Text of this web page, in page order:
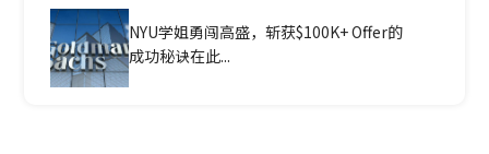
NYU学姐勇闯高盛，斩获$100K+ Offer的
成功秘诀在此...